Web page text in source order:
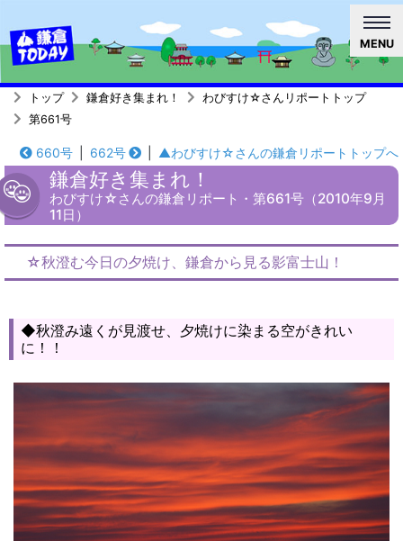
MENU
トップ 鎌倉好き集まれ！
わびすけ☆さんリポートトップ
第661号
660号 662号 ▲わびすけ☆さんの鎌倉リポートトップへ
鎌倉好き集まれ！
わびすけ☆さんの鎌倉リポート・第661号（2010年9月
11日）
☆秋澄む今日の夕焼け、鎌倉から見る影富士山！
◆秋澄み遠くが見渡せ、夕焼けに染まる空がきれい
に！！